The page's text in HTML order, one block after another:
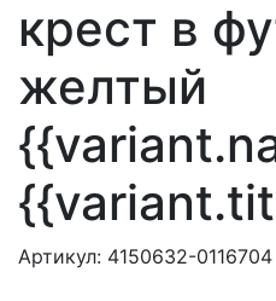
крест в
желтый
Артикул: 4150632-0116704